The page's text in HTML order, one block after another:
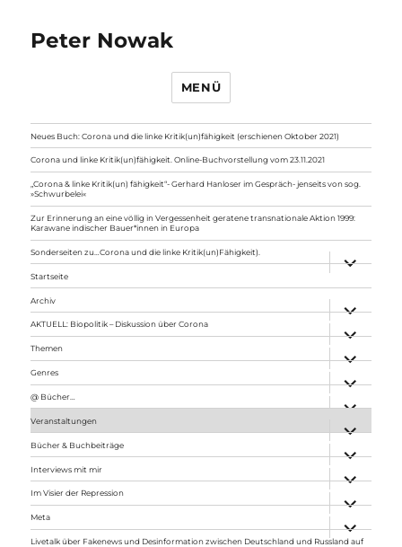
Peter Nowak
MENÜ
Neues Buch: Corona und die linke Kritik(un)fähigkeit (erschienen Oktober 2021)
Corona und linke Kritik(un)fähigkeit. Online-Buchvorstellung vom 23.11.2021
„Corona & linke Kritik(un) fähigkeit“- Gerhard Hanloser im Gespräch- jenseits von sog.
»Schwurbelei«
Zur Erinnerung an eine völlig in Vergessenheit geratene transnationale Aktion 1999:
Karawane indischer Bauer*innen in Europa
Sonderseiten zu…Corona und die linke Kritik(un)Fähigkeit).
anzeigen
Startseite
Archiv
anzeigen
AKTUELL: Biopolitik – Diskussion über Corona
anzeigen
Themen
anzeigen
Genres
anzeigen
@ Bücher…
Veranstaltungen
anzeigen
Bücher & Buchbeiträge
anzeigen
Interviews mit mir
anzeigen
Im Visier der Repression
anzeigen
Meta
anzeigen
Livetalk über Fakenews und Desinformation zwischen Deutschland und Russland auf